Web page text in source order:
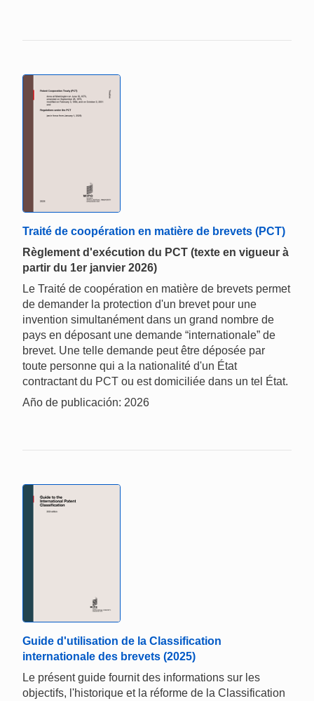
Traité de coopération en matière de brevets (PCT)
Règlement d'exécution du PCT (texte en vigueur à
partir du 1er janvier 2026)
Le Traité de coopération en matière de brevets permet
de demander la protection d'un brevet pour une
invention simultanément dans un grand nombre de
pays en déposant une demande “internationale” de
brevet. Une telle demande peut être déposée par
toute personne qui a la nationalité d'un État
contractant du PCT ou est domiciliée dans un tel État.
Año de publicación: 2026
Guide d'utilisation de la Classification
internationale des brevets (2025)
Le présent guide fournit des informations sur les
objectifs, l'historique et la réforme de la Classification